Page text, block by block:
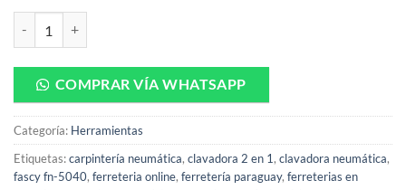
COMPRAR VÍA WHATSAPP
Categoría: Herramientas
Etiquetas:carpintería neumática, clavadora 2 en 1, clavadora neumática,
fascy fn-5040, ferreteria online, ferretería paraguay, ferreterias en